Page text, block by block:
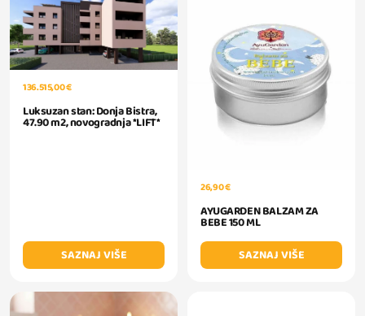
136.515,00 €
Luksuzan stan: Donja Bistra,
47.90 m2, novogradnja *LIFT*
SAZNAJ VIŠE
26,90 €
AYUGARDEN BALZAM ZA
BEBE 150 ML
SAZNAJ VIŠE